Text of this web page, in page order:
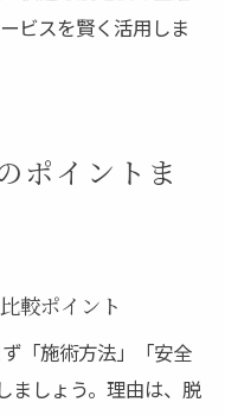
ビスを賢く活用しま
ポイントま
較ポイント
「施術方法」「安全
ましょう。理由は、脱